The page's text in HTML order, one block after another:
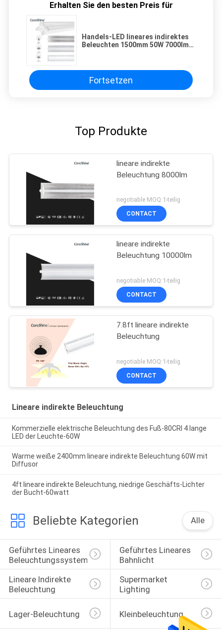
Erhalten Sie den besten Preis für
Handels-LED lineares indirektes
Beleuchten 1500mm 50W 7000lm
Fortsetzen
Top Produkte
lineare indirekte
Beleuchtung 8000lm
negotiable MOQ:1-teilig
CONTACT
lineare indirekte
Beleuchtung 10000lm
negotiable MOQ:1-teilig
CONTACT
7.8ft lineare indirekte
Beleuchtung
negotiable MOQ:1-teilig
CONTACT
Lineare indirekte Beleuchtung
Kommerzielle elektrische Beleuchtung des Fuß-80CRI 4 lange
LED der Leuchte-60W
Warme weiße 2400mm lineare indirekte Beleuchtung 60W mit
Diffusor
4ft lineare indirekte Beleuchtung, niedrige Geschäfts-Lichter
der Bucht-60watt
Beliebte Kategorien Alle
Geführtes Lineares
Beleuchtungssystem
Geführtes Lineares
Bahnlicht
Lineare Indirekte
Beleuchtung
Supermarket
Lighting
Lager-Beleuchtung Kleinbeleuchtung